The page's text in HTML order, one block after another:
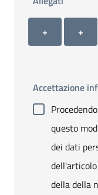
Allegato 1
+
Allegato
+
Accettazione
questo
dei dati
della della